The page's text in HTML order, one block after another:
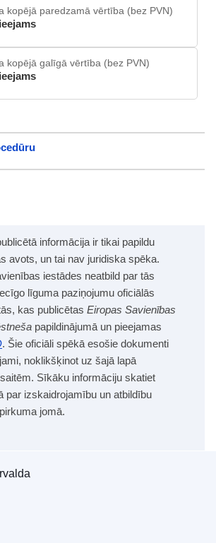
kopējā paredzamā vērtība (bez PVN)
kopējā galīgā vērtība (bez PVN)
informācija ir tikai papildu
avots, un tai nav juridiska spēka.
iestādes neatbild par tās
līguma paziņojumu oficiālās
kas publicētas Eiropas Savienības
papildinājumā un pieejamas
. Šie oficiāli spēkā esošie dokumenti
noklikšķinot uz šajā lapā
Sīkāku informāciju skatiet
par izskaidrojamību un atbildību
jomā.
Publikāciju birojs